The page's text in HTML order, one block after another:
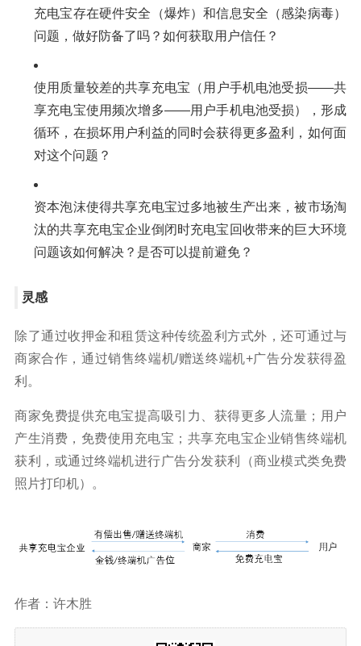
充电宝存在硬件安全（爆炸）和信息安全（感染病毒）
问题，做好防备了吗？如何获取用户信任？
使用质量较差的共享充电宝（用户手机电池受损——共
享充电宝使用频次增多——用户手机电池受损），形成
循环，在损坏用户利益的同时会获得更多盈利，如何面
对这个问题？
资本泡沫使得共享充电宝过多地被生产出来，被市场淘
汰的共享充电宝企业倒闭时充电宝回收带来的巨大环境
问题该如何解决？是否可以提前避免？
灵感
除了通过收押金和租赁这种传统盈利方式外，还可通过与
商家合作，通过销售终端机/赠送终端机+广告分发获得盈
利。
商家免费提供充电宝提高吸引力、获得更多人流量；用户
产生消费，免费使用充电宝；共享充电宝企业销售终端机
获利，或通过终端机进行广告分发获利（商业模式类免费
照片打印机）。
作者：许木胜